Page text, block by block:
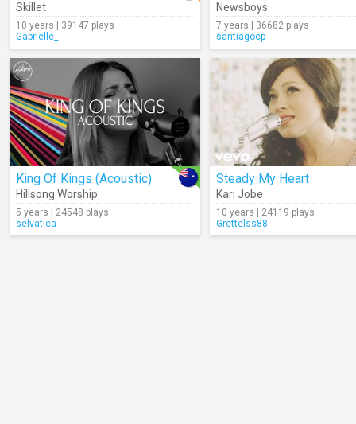
Skillet
10 years | 39147 plays
Gabrielle_
Newsboys
7 years | 36682 plays
santiagocp
King Of Kings (Acoustic)
Hillsong Worship
5 years | 24548 plays
selvatica
Steady My Heart
Kari Jobe
10 years | 24119 plays
Grettelss88